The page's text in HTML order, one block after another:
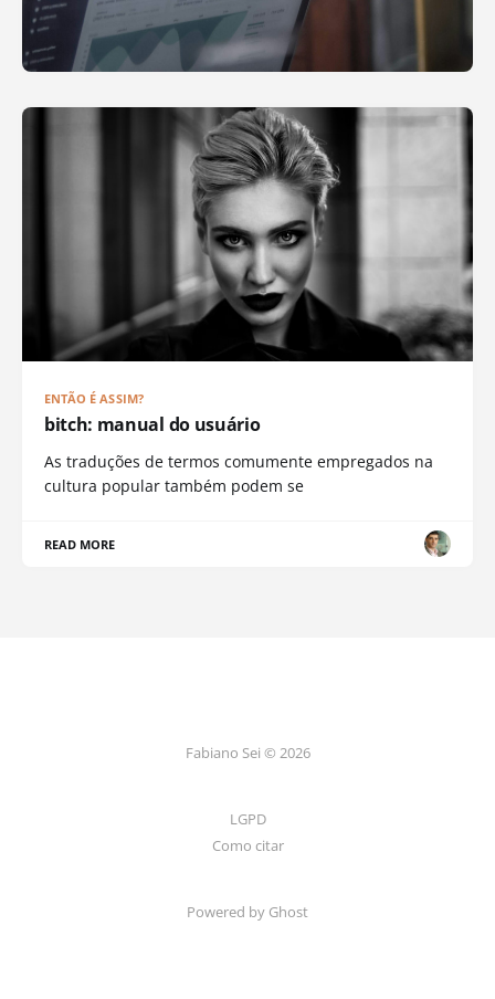
ENTÃO É ASSIM?
bitch: manual do usuário
As traduções de termos comumente empregados na
cultura popular também podem se
READ MORE
Fabiano Sei © 2026
LGPD
Como citar
Powered by Ghost